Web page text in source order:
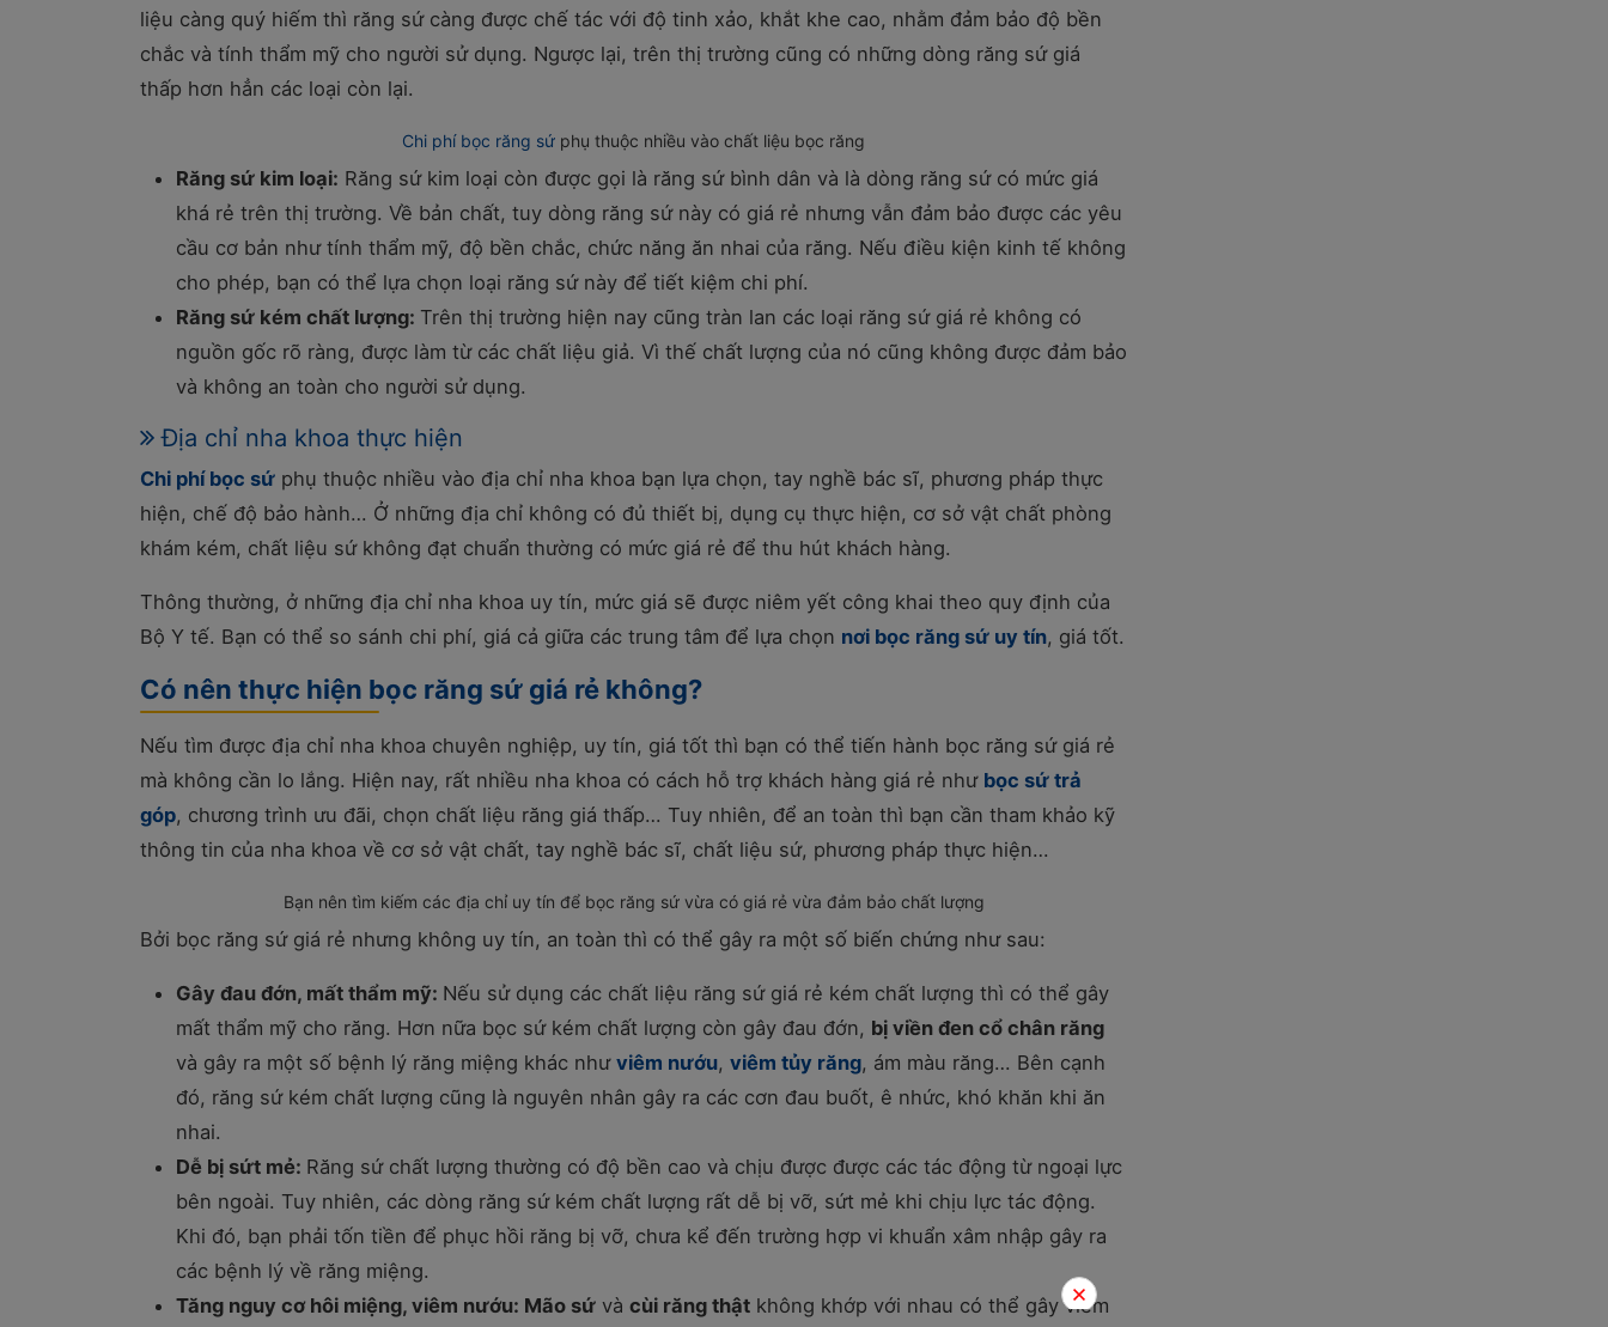
liệu càng quý hiếm thì răng sứ càng được chế tác với độ tinh xảo, khắt khe cao, nhằm đảm bảo độ bền
chắc và tính thẩm mỹ cho người sử dụng. Ngược lại, trên thị trường cũng có những dòng răng sứ giá
thấp hơn hẳn các loại còn lại.
Chi phí bọc răng sứ phụ thuộc nhiều vào chất liệu bọc răng
Răng sứ kim loại: Răng sứ kim loại còn được gọi là răng sứ bình dân và là dòng răng sứ có mức giá
khá rẻ trên thị trường. Về bản chất, tuy dòng răng sứ này có giá rẻ nhưng vẫn đảm bảo được các yêu
cầu cơ bản như tính thẩm mỹ, độ bền chắc, chức năng ăn nhai của răng. Nếu điều kiện kinh tế không
cho phép, bạn có thể lựa chọn loại răng sứ này để tiết kiệm chi phí.
Răng sứ kém chất lượng: Trên thị trường hiện nay cũng tràn lan các loại răng sứ giá rẻ không có
nguồn gốc rõ ràng, được làm từ các chất liệu giả. Vì thế chất lượng của nó cũng không được đảm bảo
và không an toàn cho người sử dụng.
Địa chỉ nha khoa thực hiện
Chi phí bọc sứ phụ thuộc nhiều vào địa chỉ nha khoa bạn lựa chọn, tay nghề bác sĩ, phương pháp thực
hiện, chế độ bảo hành… Ở những địa chỉ không có đủ thiết bị, dụng cụ thực hiện, cơ sở vật chất phòng
khám kém, chất liệu sứ không đạt chuẩn thường có mức giá rẻ để thu hút khách hàng.
Thông thường, ở những địa chỉ nha khoa uy tín, mức giá sẽ được niêm yết công khai theo quy định của
Bộ Y tế. Bạn có thể so sánh chi phí, giá cả giữa các trung tâm để lựa chọn nơi bọc răng sứ uy tín, giá tốt.
Có nên thực hiện bọc răng sứ giá rẻ không?
Nếu tìm được địa chỉ nha khoa chuyên nghiệp, uy tín, giá tốt thì bạn có thể tiến hành bọc răng sứ giá rẻ
mà không cần lo lắng. Hiện nay, rất nhiều nha khoa có cách hỗ trợ khách hàng giá rẻ như bọc sứ trả
góp, chương trình ưu đãi, chọn chất liệu răng giá thấp… Tuy nhiên, để an toàn thì bạn cần tham khảo kỹ
thông tin của nha khoa về cơ sở vật chất, tay nghề bác sĩ, chất liệu sứ, phương pháp thực hiện…
Bạn nên tìm kiếm các địa chỉ uy tín để bọc răng sứ vừa có giá rẻ vừa đảm bảo chất lượng
Bởi bọc răng sứ giá rẻ nhưng không uy tín, an toàn thì có thể gây ra một số biến chứng như sau:
Gây đau đớn, mất thẩm mỹ: Nếu sử dụng các chất liệu răng sứ giá rẻ kém chất lượng thì có thể gây
mất thẩm mỹ cho răng. Hơn nữa bọc sứ kém chất lượng còn gây đau đớn, bị viền đen cổ chân răng
và gây ra một số bệnh lý răng miệng khác như viêm nướu, viêm tủy răng, ám màu răng… Bên cạnh
đó, răng sứ kém chất lượng cũng là nguyên nhân gây ra các cơn đau buốt, ê nhức, khó khăn khi ăn
nhai.
Dễ bị sứt mẻ: Răng sứ chất lượng thường có độ bền cao và chịu được được các tác động từ ngoại lực
bên ngoài. Tuy nhiên, các dòng răng sứ kém chất lượng rất dễ bị vỡ, sứt mẻ khi chịu lực tác động.
Khi đó, bạn phải tốn tiền để phục hồi răng bị vỡ, chưa kể đến trường hợp vi khuẩn xâm nhập gây ra
các bệnh lý về răng miệng.
Tăng nguy cơ hôi miệng, viêm nướu: Mão sứ và cùi răng thật không khớp với nhau có thể gây viêm